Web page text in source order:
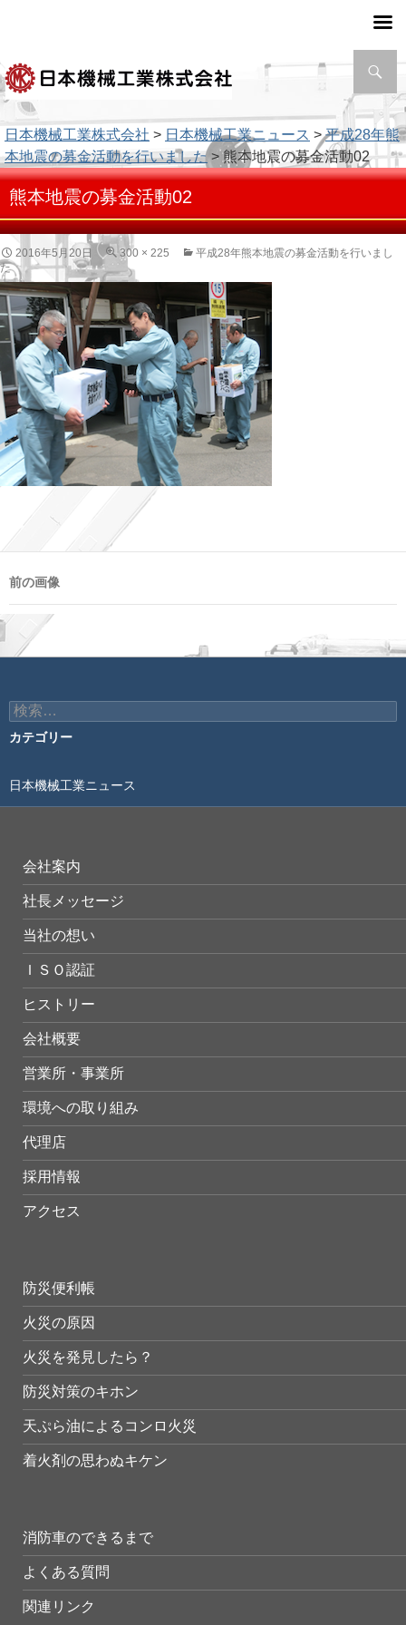
索
日本機械工業株式会社 > 日本機械工業ニュース >平成28年熊
本地震の募金活動を行いました > 熊本地震の募金活動02
熊本地震の募金活動02
2016年5月20日 300 × 225
平成28年熊本地震の募金活動を行いまし
た
前の画像
検
索:
カテゴリー
日本機械工業ニュース
会社案内
社長メッセージ
当社の想い
ＩＳＯ認証
ヒストリー
会社概要
営業所・事業所
環境への取り組み
代理店
採用情報
アクセス
防災便利帳
火災の原因
火災を発見したら？
防災対策のキホン
天ぷら油によるコンロ火災
着火剤の思わぬキケン
消防車のできるまで
よくある質問
関連リンク